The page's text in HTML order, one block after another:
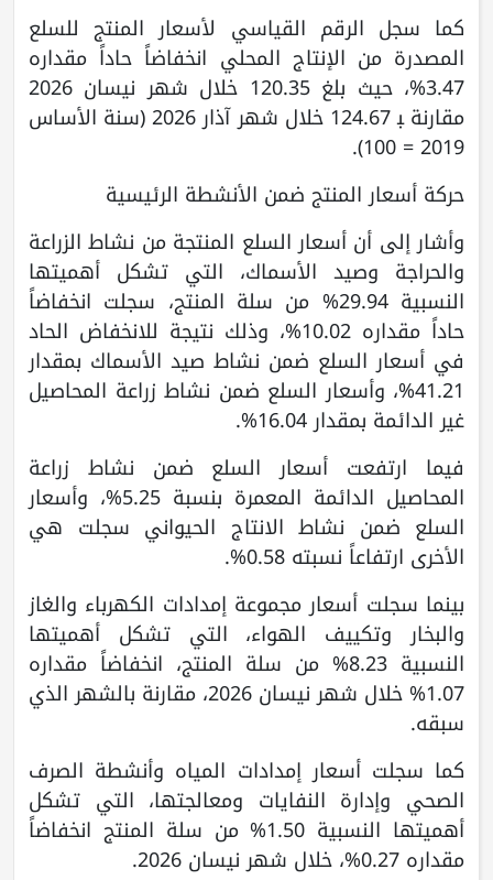
كما سجل الرقم القياسي لأسعار المنتج للسلع
المصدرة من الإنتاج المحلي انخفاضاً حاداً مقداره
3.47%، حيث بلغ 120.35 خلال شهر نيسان 2026
مقارنة ﺒ 124.67 خلال شهر آذار 2026 (سنة الأساس
2019 = 100).
حركة أسعار المنتج ضمن الأنشطة الرئيسية
وأشار إلى أن أسعار السلع المنتجة من نشاط الزراعة
والحراجة وصيد الأسماك، التي تشكل أهميتها
النسبية 29.94% من سلة المنتج، سجلت انخفاضاً
حاداً مقداره 10.02%، وذلك نتيجة للانخفاض الحاد
في أسعار السلع ضمن نشاط صيد الأسماك بمقدار
41.21%، وأسعار السلع ضمن نشاط زراعة المحاصيل
غير الدائمة بمقدار 16.04%.
فيما ارتفعت أسعار السلع ضمن نشاط زراعة
المحاصيل الدائمة المعمرة بنسبة 5.25%، وأسعار
السلع ضمن نشاط الانتاج الحيواني سجلت هي
الأخرى ارتفاعاً نسبته 0.58%.
بينما سجلت أسعار مجموعة إمدادات الكهرباء والغاز
والبخار وتكييف الهواء، التي تشكل أهميتها
النسبية 8.23% من سلة المنتج، انخفاضاً مقداره
1.07% خلال شهر نيسان 2026، مقارنة بالشهر الذي
سبقه.
كما سجلت أسعار إمدادات المياه وأنشطة الصرف
الصحي وإدارة النفايات ومعالجتها، التي تشكل
أهميتها النسبية 1.50% من سلة المنتج انخفاضاً
مقداره 0.27%، خلال شهر نيسان 2026.